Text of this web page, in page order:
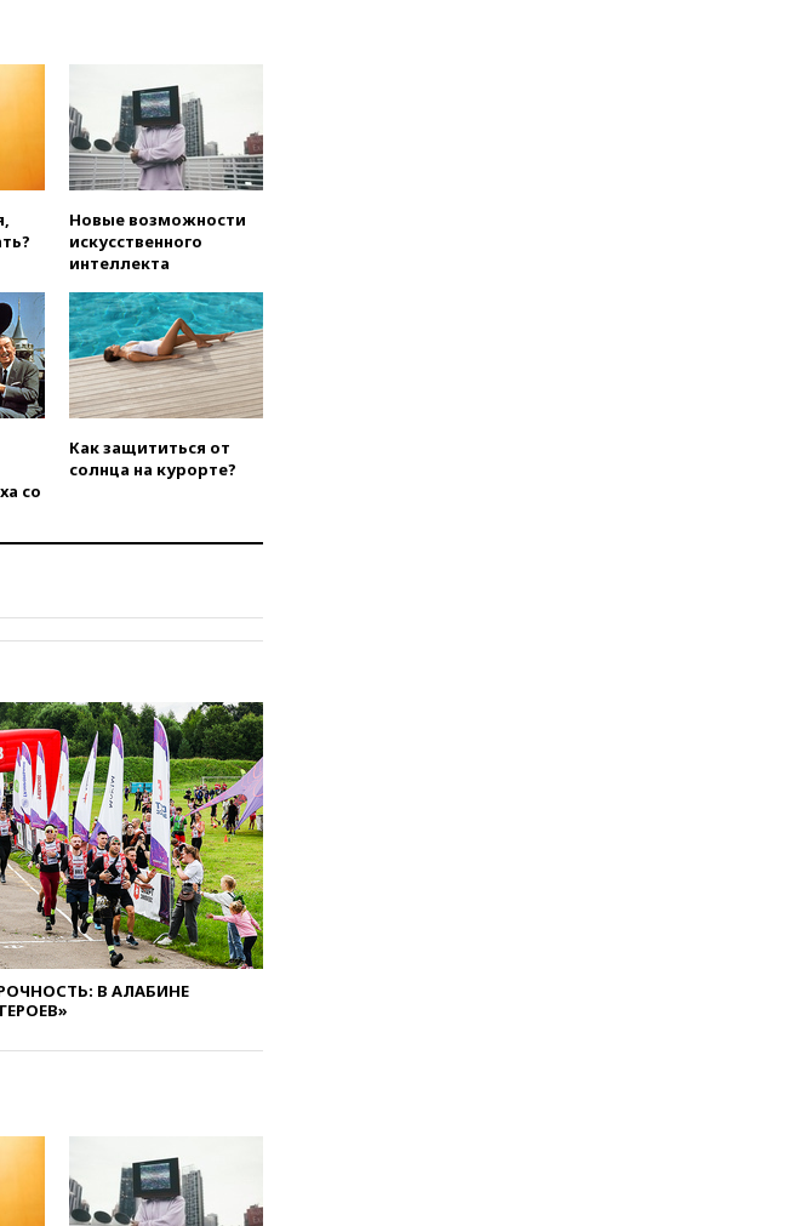
12:22
В России с 1 сентября
изменятся билеты на
общественный транспорт
Иран и Оман
согласовали главные пункты
сделки по открытию
Ормузского пролива
11:58
Politico: США
восстановили обмен
разведданными с Украиной
11:58
Великобритания
расширила санкции против
России
11:37
В Ярославской области
резервуары НПЗ
11:19
годовщину ядерной
сокращении товарооборота
России и Армении на две
10:54Президент ФИФА
Джанни Инфантино сумел
сохранить пост
10:38 Роскачество нашло
кишечную палочку в бургерах
пяти популярных сетей
фастфуда
10:19СКР рассматривает три
основные версии
произошедшего с Cessna-182
10:18В Приморье задержаны
подростки, планировавшие
теракт на объекте Росгвардии
09:59The Spectator:
инцидент с дроном в
аэропорту Лейпцига —
«сценарий гибридной атаки»
Новые возможности
искусственного
интеллекта
со
Как защититься от
солнца на курорте?
В АЛАБИНЕ